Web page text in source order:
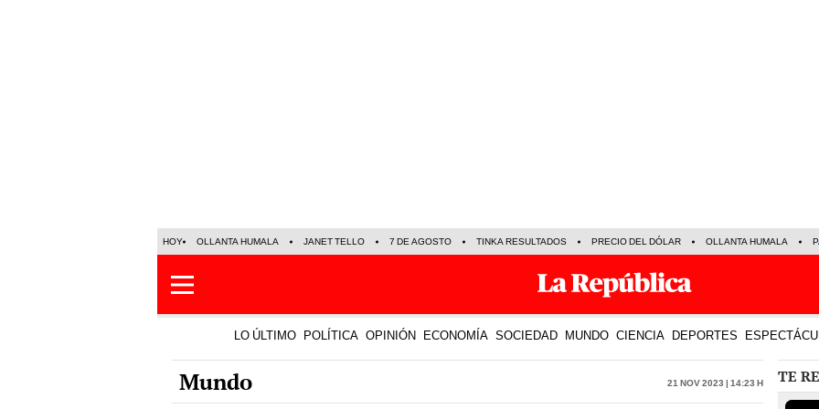
HOY OLLANTA HUMALA JANET TELLO 7 DE AGOSTO TINKA RESULTADOS PRECIO DEL DÓLAR OLLANTA HUMALA
LO ÚLTIMO POLÍTICA OPINIÓN ECONOMÍA SOCIEDAD MUNDO CIENCIA DEPORTES
Mundo 21 Nov 2023 | 14:23 h TE